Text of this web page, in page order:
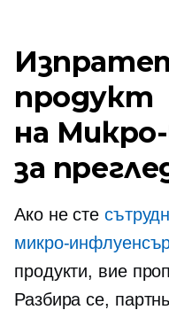
продукт
на
за
Ако не сте
микро-
продукти, вие
Разбира се,